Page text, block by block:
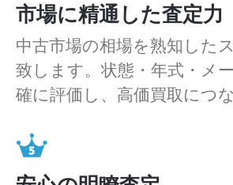
市場に精通した査定力
中古市場の相場を熟知した
致します。状態・年式・メ
確に評価し、高価買取につ